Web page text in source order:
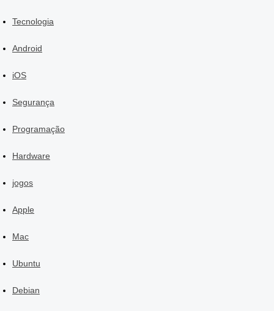
Tecnologia
Android
iOS
Segurança
Programação
Hardware
jogos
Apple
Mac
Ubuntu
Debian